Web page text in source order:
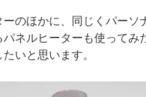
のほかに、同じくパーソ
パネルヒーターも使ってみ
いと思います。